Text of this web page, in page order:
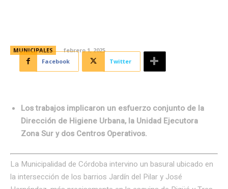
MUNICIPALES
febrero 1, 2025
Facebook
Twitter
Los trabajos implicaron un esfuerzo conjunto de la
Dirección de Higiene Urbana, la Unidad Ejecutora
Zona Sur y dos Centros Operativos.
La Municipalidad de Córdoba intervino un basural ubicado en
la intersección de los barrios Jardín del Pilar y José